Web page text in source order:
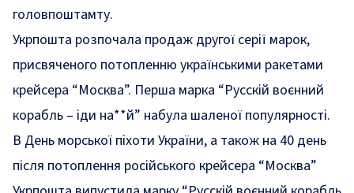
головпоштамту.
Укрпошта розпочала продаж другої серії марок,
присвяченого потопленню українськими ракетами
крейсера “Москва”. Перша марка “Русскій воєнний
корабль – іди на**й” набула шаленої популярності.
В День морської піхоти України, а також на 40 день
після потоплення російського крейсера “Москва”